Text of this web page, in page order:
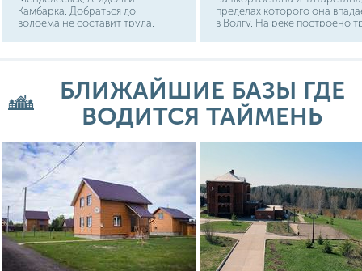
Камбарка. Добраться до
водоема не составит труда.
Ижевки или Зуевых Ключей.
пределах которого она
в Волгу. На реке построено
Нефтекамск, Набережные
Челны, Нижнекамск.
БЛИЖАЙШИЕ БАЗЫ ГДЕ
ВОДИТСЯ ТАЙМЕНЬ